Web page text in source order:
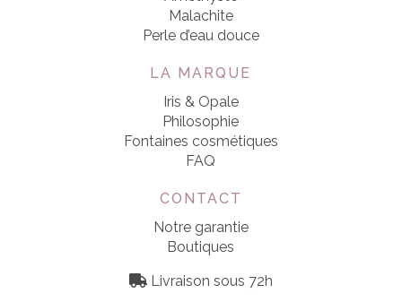
Malachite
Perle d’eau douce
LA MARQUE
Iris & Opale
Philosophie
Fontaines cosmétiques
FAQ
CONTACT
Notre garantie
Boutiques
Livraison sous 72h